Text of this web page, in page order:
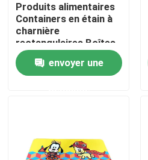
Nous contacter
Demandez un devis
Sucrerie Tin Can
Produits alimentaires
Containers en étain à
charnière
rectangulaires Boîtes
en étain métalliques
Emballage Chine
Fournisseur
envoyer une